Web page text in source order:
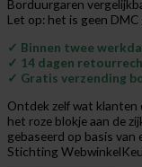
Borduurgaren
Let op: het is geen DMC
✓ Binnen twee
✓ 14 dagen
✓ Gratis verzending
Ontdek zelf wat klanten
het roze blokje aan de
gebaseerd op basis van
Stichting